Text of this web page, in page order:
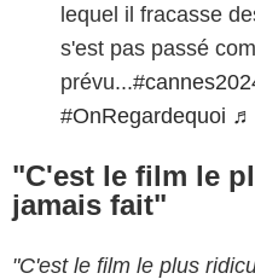
lequel il fracasse
s'est pas passé
prévu...
#OnRegardequoi ♬
"C'est le film le
jamais fait"
"C'est le film le plus